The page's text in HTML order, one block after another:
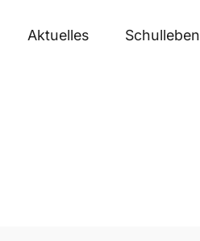
Aktuelles Schulleben